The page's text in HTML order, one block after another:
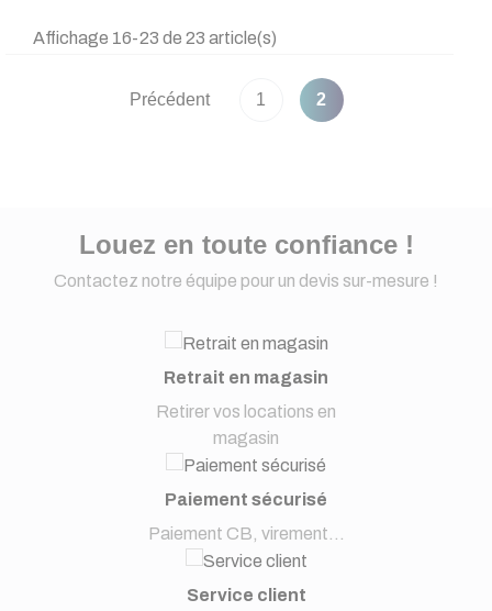
Affichage 16-23 de 23 article(s)
Précédent 1 2
Louez en toute confiance !
Contactez notre équipe pour un devis sur-mesure !
Retrait en magasin
Retirer vos locations en
magasin
Paiement sécurisé
Paiement CB, virement...
Service client